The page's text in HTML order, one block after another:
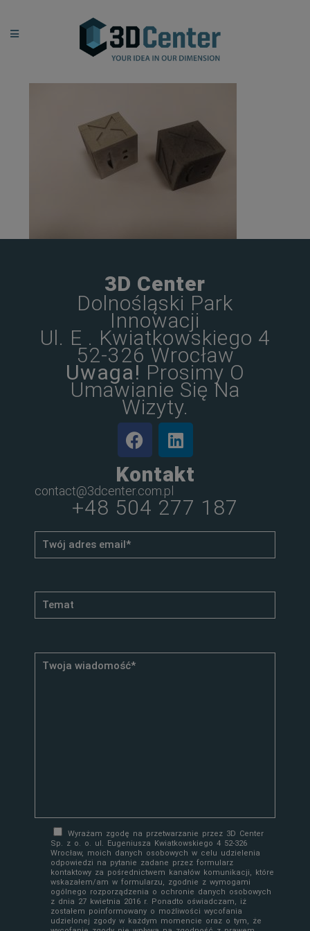
3D Center
Dolnośląski Park
Innowacji
Ul. E . Kwiatkowskiego 4
52-326 Wrocław
Uwaga! Prosimy O
Umawianie Się Na
Wizyty.
Kontakt
contact@3dcenter.com.pl
+48 504 277 187
Wyrażam zgodę na przetwarzanie przez 3D Center
Sp. z o. o. ul. Eugeniusza Kwiatkowskiego 4 52-326
Wrocław, moich danych osobowych w celu udzielenia
odpowiedzi na pytanie zadane przez formularz
kontaktowy za pośrednictwem kanałów komunikacji, które
wskazałem/am w formularzu, zgodnie z wymogami
ogólnego rozporządzenia o ochronie danych osobowych
z dnia 27 kwietnia 2016 r. Ponadto oświadczam, iż
zostałem poinformowany o możliwości wycofania
udzielonej zgody w każdym momencie oraz o tym, że